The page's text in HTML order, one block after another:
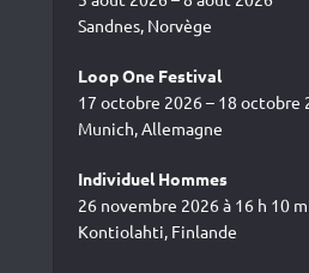
Sandnes, Norvège
Loop One Festival
17 octobre 2026 – 18 octobre
Munich, Allemagne
Individuel Hommes
26 novembre 2026 à 16 h 10
Kontiolahti, Finlande